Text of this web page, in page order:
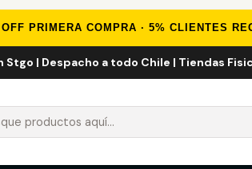
PRIMERA COMPRA · 5% CLIENTES
Stgo | Despacho a todo Chile | Tiendas
Nexus 100ml